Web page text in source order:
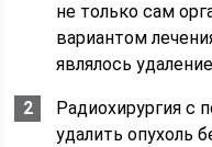
не только сам
вариантом
являлось
Радиохирургия с
удалить опухоль